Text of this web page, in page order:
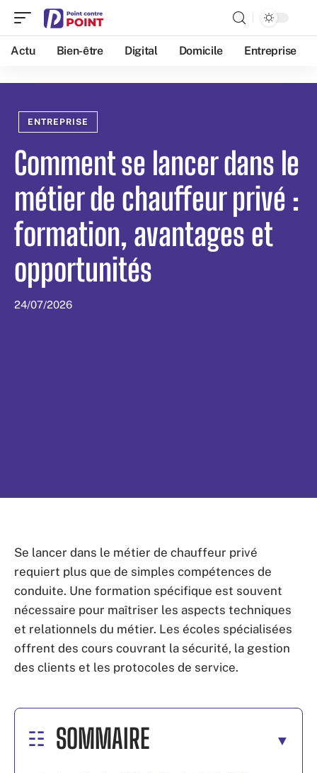
Actu Bien-être Digital Domicile Entreprise
ENTREPRISE
Comment se lancer dans le
métier de chauffeur privé :
formation, avantages et
opportunités
24/07/2026
Se lancer dans le métier de chauffeur privé
requiert plus que de simples compétences de
conduite. Une formation spécifique est souvent
nécessaire pour maîtriser les aspects techniques
et relationnels du métier. Les écoles spécialisées
offrent des cours couvrant la sécurité, la gestion
des clients et les protocoles de service.
SOMMAIRE